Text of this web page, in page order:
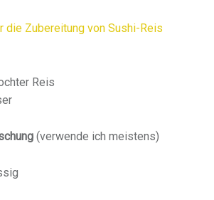
die Zubereitung von Sushi-Reis
Reis
(verwende ich meistens)